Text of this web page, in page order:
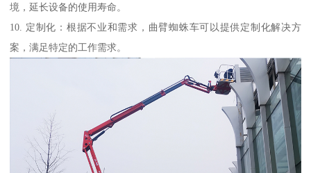
境，延长设备的使用寿命。
10. 定制化：根据不业和需求，曲臂蜘蛛车可以提供定制化解决方
案，满足特定的工作需求。